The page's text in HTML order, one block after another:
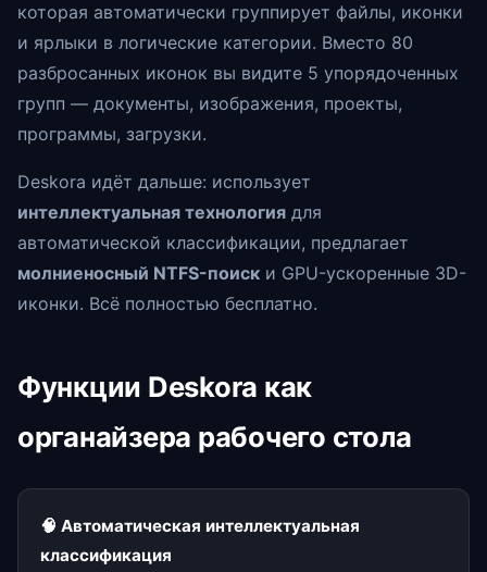
которая автоматически группирует файлы, иконки
и ярлыки в логические категории. Вместо 80
разбросанных иконок вы видите 5 упорядоченных
групп — документы, изображения, проекты,
программы, загрузки.
Deskora идёт дальше: использует
интеллектуальная технология для
автоматической классификации, предлагает
молниеносный NTFS-поиск и GPU-ускоренные 3D-
иконки. Всё полностью бесплатно.
Функции Deskora как
органайзера рабочего стола
🧠 Автоматическая интеллектуальная
классификация